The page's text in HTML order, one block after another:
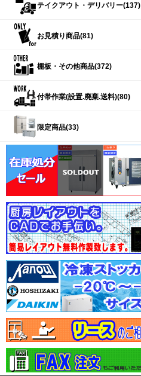
テイクアウト・デリバリー(137)
お見積り商品(81)
棚板・その他商品(372)
付帯作業(設置.廃棄.送料)(80)
限定商品(33)